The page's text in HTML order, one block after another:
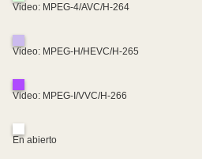
Video: MPEG-4/AVC/H-264
Video: MPEG-H/HEVC/H-265
Video: MPEG-I/VVC/H-266
En abierto